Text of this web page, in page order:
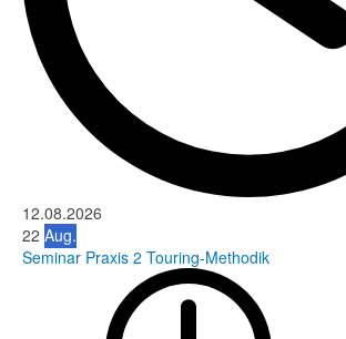
12.08.2026
22 Aug.
Seminar Praxis 2 Touring-Methodik